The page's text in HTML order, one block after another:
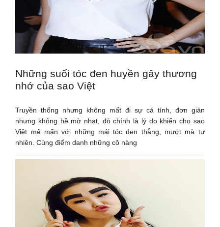
Những suối tóc đen huyền gây thương
nhớ của sao Việt
Truyền thống nhưng không mất đi sự cá tính, đơn giản
nhưng không hề mờ nhạt, đó chính là lý do khiến cho sao
Việt mê mẩn với những mái tóc đen thẳng, mượt mà tự
nhiên. Cùng điểm danh những cô nàng